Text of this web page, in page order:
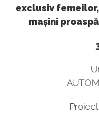
exclusiv
mașini